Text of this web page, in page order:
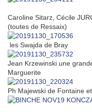
Caroline Sitarz, Cécile
(toutes de Ressaix)
les Swajda de Bray
Jean Krzewinski une
Marguerite
Ph Majewski de Fontaine